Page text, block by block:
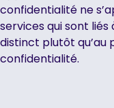
confidentialité ne
services qui sont
distinct plutôt qu’au
confidentialité.